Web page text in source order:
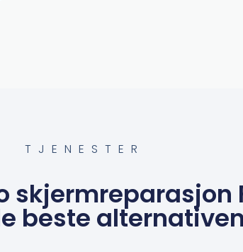
TJENESTER
skjermreparasjon
beste